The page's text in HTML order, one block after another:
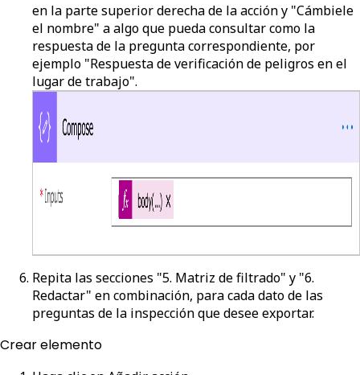
en la parte superior derecha de la acción y "Cámbiele
el nombre" a algo que pueda consultar como la
respuesta de la pregunta correspondiente, por
ejemplo "Respuesta de verificación de peligros en el
lugar de trabajo".
Repita las secciones "5. Matriz de filtrado" y "6.
Redactar" en combinación, para cada dato de las
preguntas de la inspección que desee exportar.
Crear elemento